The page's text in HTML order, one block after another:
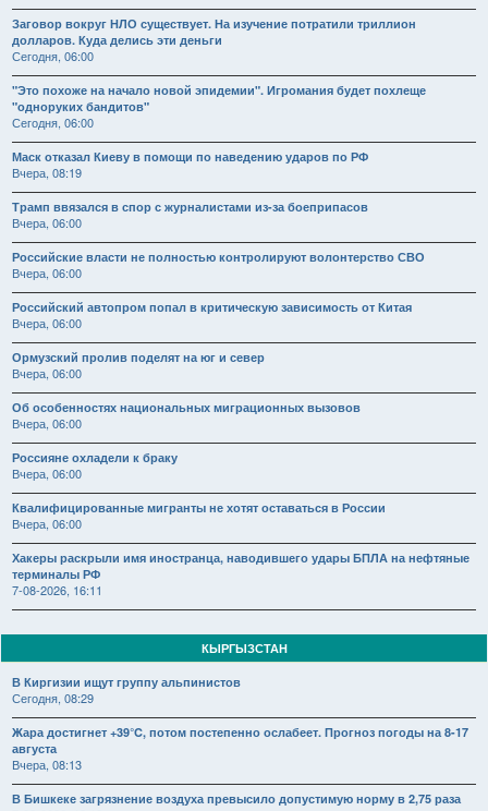
Заговор вокруг НЛО существует. На изучение потратили триллион
долларов. Куда делись эти деньги
Сегодня, 06:00
"Это похоже на начало новой эпидемии". Игромания будет похлеще
"одноруких бандитов"
Сегодня, 06:00
Маск отказал Киеву в помощи по наведению ударов по РФ
Вчера, 08:19
Трамп ввязался в спор с журналистами из-за боеприпасов
Вчера, 06:00
Российские власти не полностью контролируют волонтерство СВО
Вчера, 06:00
Российский автопром попал в критическую зависимость от Китая
Вчера, 06:00
Ормузский пролив поделят на юг и север
Вчера, 06:00
Об особенностях национальных миграционных вызовов
Вчера, 06:00
Россияне охладели к браку
Вчера, 06:00
Квалифицированные мигранты не хотят оставаться в России
Вчера, 06:00
Хакеры раскрыли имя иностранца, наводившего удары БПЛА на нефтяные
терминалы РФ
7-08-2026, 16:11
КЫРГЫЗСТАН
В Киргизии ищут группу альпинистов
Сегодня, 08:29
Жара достигнет +39°C, потом постепенно ослабеет. Прогноз погоды на 8-17
августа
Вчера, 08:13
В Бишкеке загрязнение воздуха превысило допустимую норму в 2,75 раза